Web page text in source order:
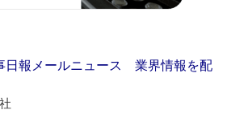
報メールニュース 業界情報を配